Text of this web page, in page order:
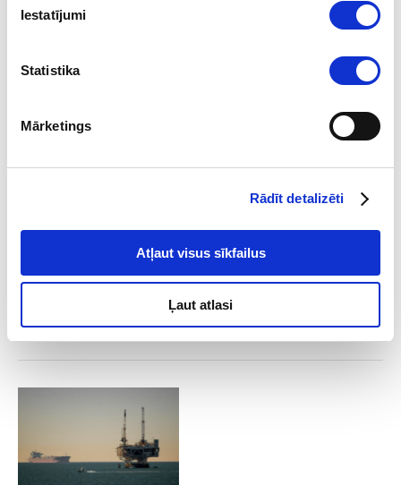
Iestatījumi
Statistika
Mārketings
Rādīt detalizēti
Atļaut visus sīkfailus
Ļaut atlasi
Galvenais par sankcijām 2026. gada 2.